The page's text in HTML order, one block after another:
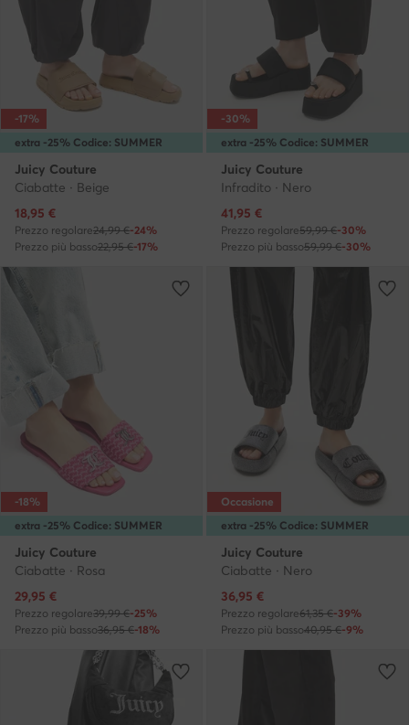
extra -25% Codice: SUMMER
-17%
Juicy Couture
Ciabatte · Beige
Prezzo attuale
18,95 €
Prezzo regolare24,99 €-24%
Prezzo più basso22,95 €-17%
extra -25% Codice: SUMMER
-30%
Juicy Couture
Infradito · Nero
Prezzo attuale
41,95 €
Prezzo regolare59,99 €-30%
Prezzo più basso59,99 €-30%
extra -25% Codice: SUMMER
-18%
Juicy Couture
Ciabatte · Rosa
Prezzo attuale
29,95 €
Prezzo regolare39,99 €-25%
Prezzo più basso36,95 €-18%
extra -25% Codice: SUMMER
Occasione
Juicy Couture
Ciabatte · Nero
Prezzo attuale
36,95 €
Prezzo regolare61,35 €-39%
Prezzo più basso40,95 €-9%